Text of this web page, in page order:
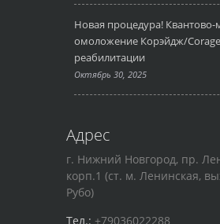
Новая процедура!
омоложение Корэйдж/
реабилитации
Октябрь 30, 2025
Адрес
г. Нижний Новгород, пр.
корп.1 (ст. м. Ленинская,
Рубо)
Тел.: +79036022288